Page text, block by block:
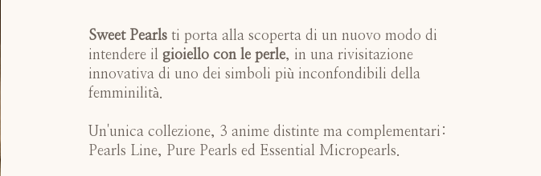
Sweet Pearls ti porta alla scoperta di un nuovo modo di
intendere il gioiello con le perle, in una rivisitazione
innovativa di uno dei simboli più inconfondibili della
femminilità.
Un'unica collezione, 3 anime distinte ma complementari:
Pearls Line, Pure Pearls ed Essential Micropearls.